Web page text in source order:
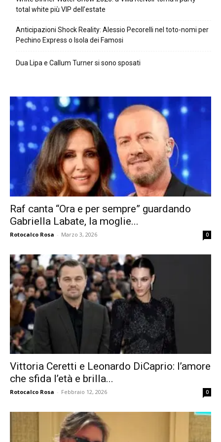
total white più VIP dell’estate
Anticipazioni Shock Reality: Alessio Pecorelli nel toto-nomi per
Pechino Express o Isola dei Famosi
Dua Lipa e Callum Turner si sono sposati
Raf canta “Ora e per sempre” guardando
Gabriella Labate, la moglie...
Rotocalco Rosa - Marzo 3, 2026 0
Vittoria Ceretti e Leonardo DiCaprio: l’amore
che sfida l’età e brilla...
Rotocalco Rosa - Febbraio 12, 2026 0